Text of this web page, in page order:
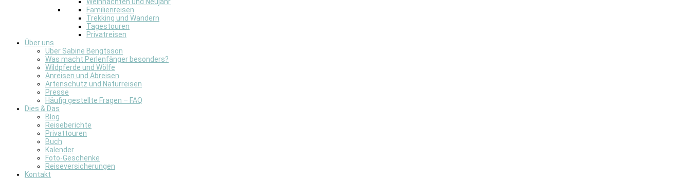
Familienreisen
Trekking und Wandern
Tagestouren
Privatreisen
Über uns
Über Sabine Bengtsson
Was macht Perlenfänger besonders?
Wildpferde und Wölfe
Anreisen und Abreisen
Artenschutz und Naturreisen
Presse
Häufig gestellte Fragen – FAQ
Dies & Das
Blog
Reiseberichte
Privattouren
Buch
Kalender
Foto-Geschenke
Reiseversicherungen
Kontakt